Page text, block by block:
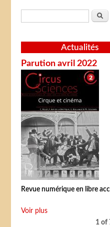
Formulaire de
Actualités
Parution avril 2022
Revue numérique en libre
Voir plus
1 of